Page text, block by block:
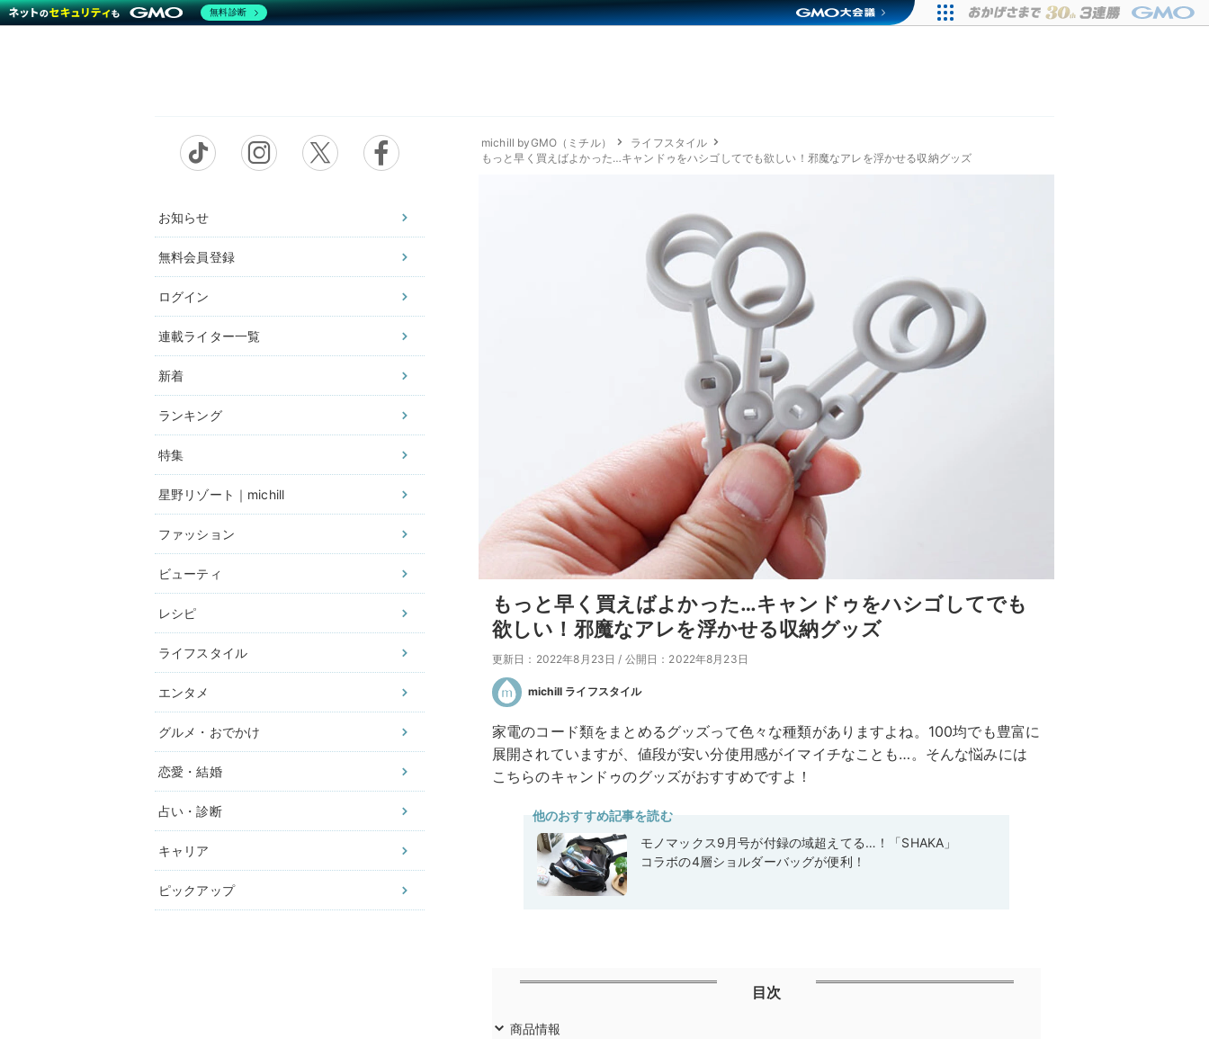
お知らせ
無料会員登録
ログイン
連載ライター一覧
新着
ランキング
特集
星野リゾート｜michill
ファッション
ビューティ
レシピ
ライフスタイル
エンタメ
グルメ・おでかけ
恋愛・結婚
占い・診断
キャリア
ピックアップ
michill byGMO（ミチル）
ライフスタイル
もっと早く買えばよかった…キャンドゥをハシゴしてでも欲しい！邪魔なアレを浮かせる収納グッズ
もっと早く買えばよかった…キャンドゥをハシゴしてでも
欲しい！邪魔なアレを浮かせる収納グッズ
更新日：2022年8月23日 / 公開日：2022年8月23日
michill ライフスタイル
家電のコード類をまとめるグッズって色々な種類がありますよね。100均でも豊富に
展開されていますが、値段が安い分使用感がイマイチなことも…。そんな悩みには
こちらのキャンドゥのグッズがおすすめですよ！
他のおすすめ記事を読む
モノマックス9月号が付録の域超えてる…！「SHAKA」
コラボの4層ショルダーバッグが便利！
目次
商品情報
無料診断